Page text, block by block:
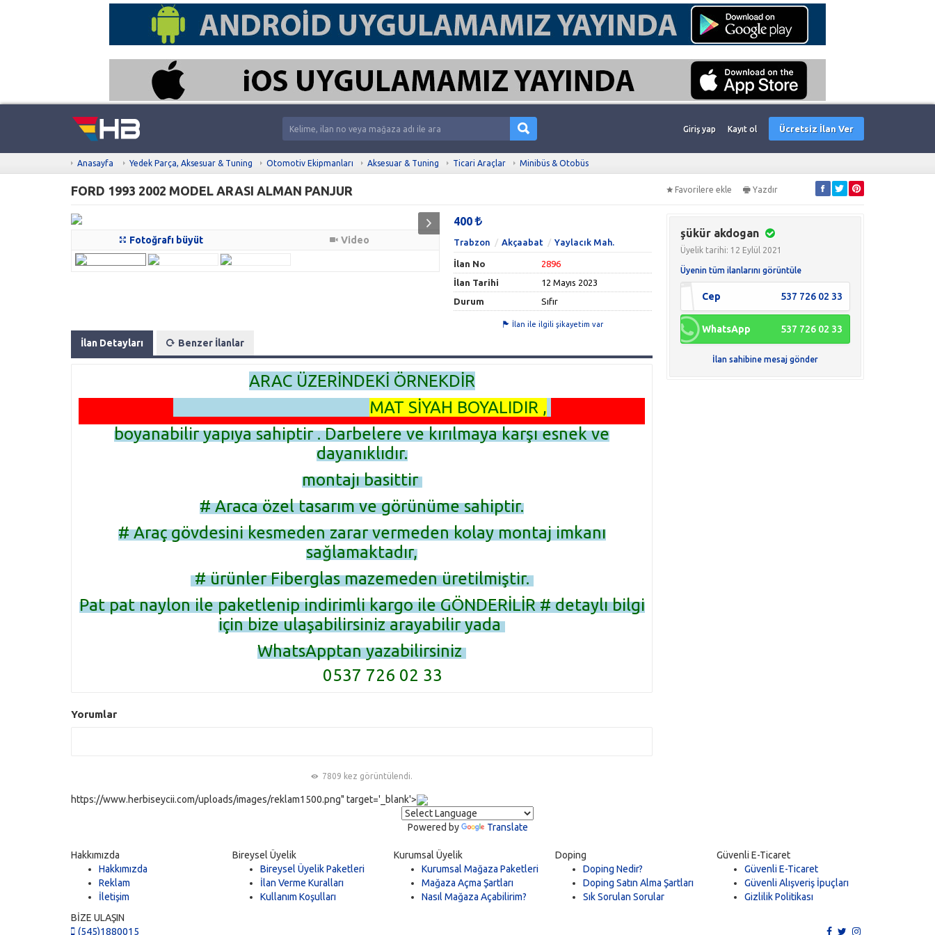
Giriş yap Kayıt ol Ücretsiz İlan Ver
Anasayfa Yedek Parça, Aksesuar & Tuning Otomotiv Ekipmanları Aksesuar & Tuning Ticari Araçlar Minibüs & Otobüs
FORD 1993 2002 MODEL ARASI ALMAN PANJUR Favorilere ekle Yazdır
Fotoğrafı büyüt Video
400
Trabzon Akçaabat Yaylacık Mah.
İlan No
2896
İlan Tarihi
12 Mayıs 2023
Durum
Sıfır
İlan ile ilgili şikayetim var
İlan Detayları Benzer İlanlar
ARAC ÜZERİNDEKİ ÖRNEKDİR
MAT SİYAH BOYALIDIR ,
boyanabilir yapıya sahiptir . Darbelere ve kırılmaya karşı esnek ve
dayanıklıdır.
montajı basittir
# Araca özel tasarım ve görünüme sahiptir.
# Araç gövdesini kesmeden zarar vermeden kolay montaj imkanı
sağlamaktadır,
# ürünler Fiberglas mazemeden üretilmiştir.
Pat pat naylon ile paketlenip indirimli kargo ile GÖNDERİLİR # detaylı bilgi
için bize ulaşabilirsiniz arayabilir yada
WhatsApptan yazabilirsiniz
0537 726 02 33
Yorumlar
7809 kez görüntülendi.
şükür akdogan
Üyelik tarihi: 12 Eylül 2021
Üyenin tüm ilanlarını görüntüle
Cep 537 726 02 33
WhatsApp 537 726 02 33
İlan sahibine mesaj gönder
https://www.herbiseycii.com/uploads/images/reklam1500.png" target='_blank'>
Powered by Translate
Hakkımızda
Hakkımızda
Reklam
İletişim
Bireysel Üyelik
Bireysel Üyelik Paketleri
İlan Verme Kuralları
Kullanım Koşulları
Kurumsal Üyelik
Kurumsal Mağaza Paketleri
Mağaza Açma Şartları
Nasıl Mağaza Açabilirim?
Doping
Doping Nedir?
Doping Satın Alma Şartları
Sık Sorulan Sorular
Güvenli E-Ticaret
Güvenli E-Ticaret
Güvenli Alışveriş İpuçları
Gizlilik Politikası
BİZE ULAŞIN
(545)1880015